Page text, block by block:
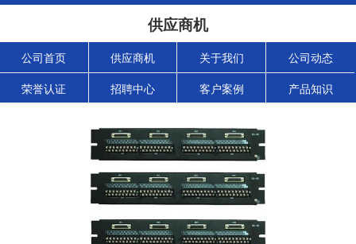
供应商机
公司首页 供应商机 关于我们 公司动态
荣誉认证 招聘中心 客户案例 产品知识